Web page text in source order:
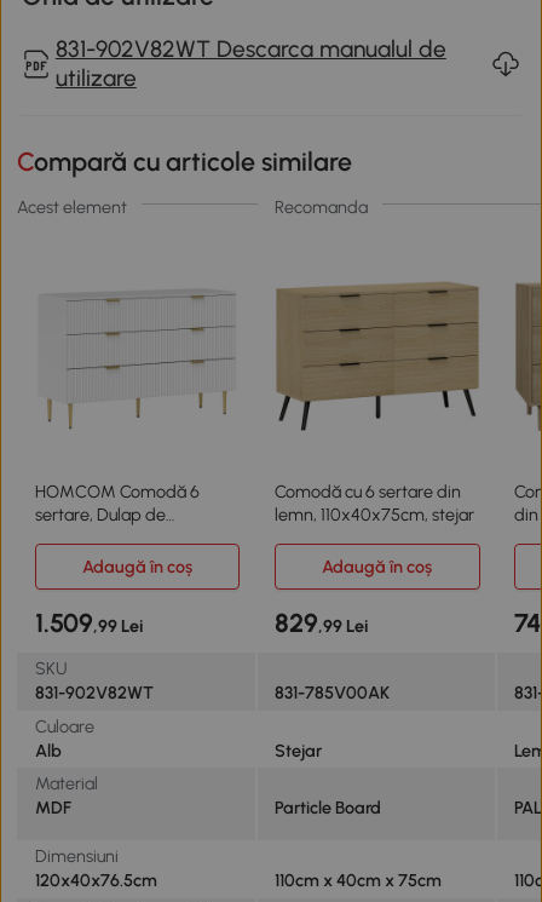
831-902V82WT Descarca manualul de
utilizare
Compară cu articole similare
Acest element Recomanda
HOMCOM Comodă 6
sertare, Dulap de
mânere și picioare aurii,
Mobilier de hol, 120 x 40 x
Comodă cu 6 sertare din
lemn, 110x40x75cm, stejar
din
Adaugă în coș
Adaugă în coș
1.509,99 Lei 829,99 Lei
SKU
831-902V82WT
831-785V00AK
Culoare
Alb
Stejar
Material
MDF
Particle Board
Dimensiuni
120x40x76.5cm
110cm x 40cm x 75cm